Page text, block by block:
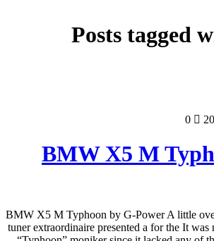
Posts tagged
0
BMW X5 M
BMW X5 M Typhoon by G-Power A little
tuner extraordinaire presented a for the It was